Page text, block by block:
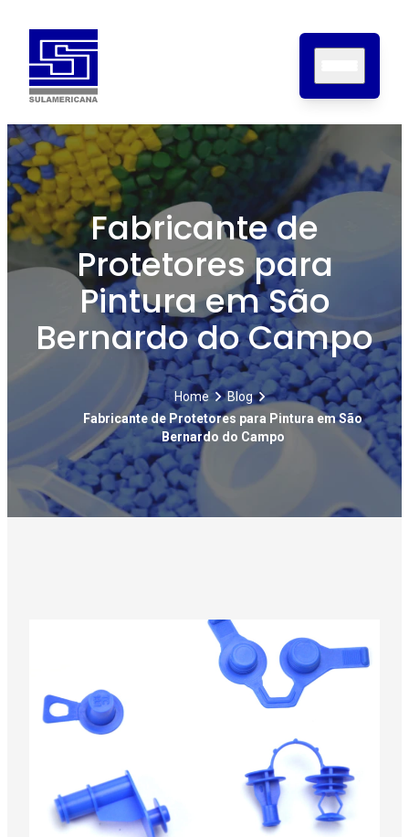
Home
Sobre nós
Produtos
Certificações
Contato
Blog
Fabricante de
Protetores para
Pintura em São
Bernardo do Campo
Home
Blog
Fabricante de Protetores para Pintura em São
Bernardo do Campo